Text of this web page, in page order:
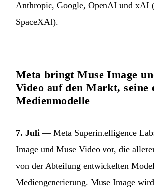
Anthropic, Google, OpenAI und xAI
SpaceXAI).
Meta bringt Muse Image
Video auf den Markt, seine
Medienmodelle
7. Juli — Meta Superintelligence
Image und Muse Video vor, die
von der Abteilung entwickelten
Mediengenerierung. Muse Image